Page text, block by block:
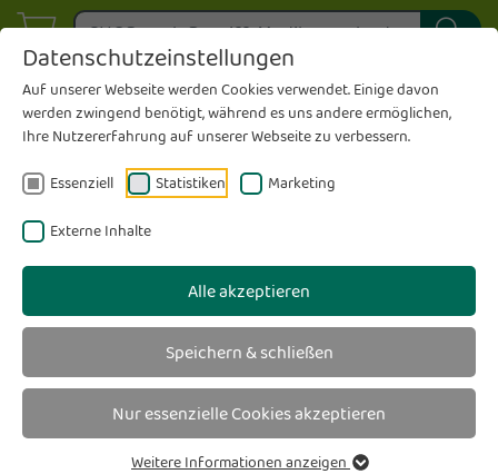
Datenschutzeinstellungen
Auf unserer Webseite werden Cookies verwendet. Einige davon
werden zwingend benötigt, während es uns andere ermöglichen,
Ihre Nutzererfahrung auf unserer Webseite zu verbessern.
Essenziell Statistiken Marketing
Externe Inhalte
Alle akzeptieren
Speichern & schließen
Nur essenzielle Cookies akzeptieren
Weitere Informationen anzeigen